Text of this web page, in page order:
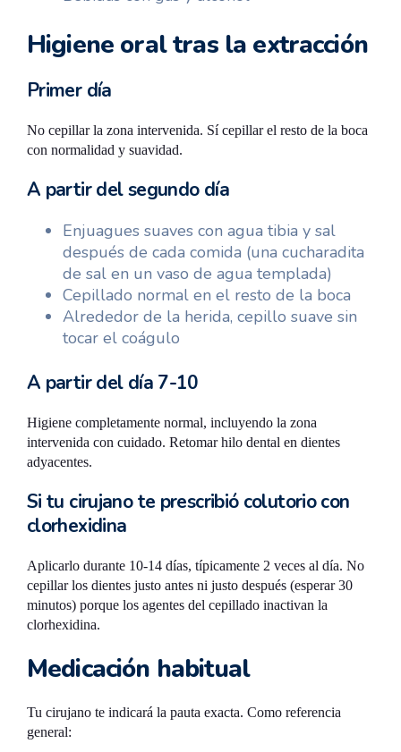
Higiene oral tras la extracción
Primer día
No cepillar la zona intervenida. Sí cepillar el resto de la boca
con normalidad y suavidad.
A partir del segundo día
Enjuagues suaves con agua tibia y sal
después de cada comida (una cucharadita
de sal en un vaso de agua templada)
Cepillado normal en el resto de la boca
Alrededor de la herida, cepillo suave sin
tocar el coágulo
A partir del día 7-10
Higiene completamente normal, incluyendo la zona
intervenida con cuidado. Retomar hilo dental en dientes
adyacentes.
Si tu cirujano te prescribió colutorio con
clorhexidina
Aplicarlo durante 10-14 días, típicamente 2 veces al día. No
cepillar los dientes justo antes ni justo después (esperar 30
minutos) porque los agentes del cepillado inactivan la
clorhexidina.
Medicación habitual
Tu cirujano te indicará la pauta exacta. Como referencia
general: